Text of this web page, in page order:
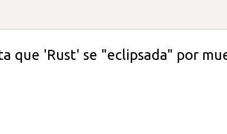
que 'Rust' se "eclipsada" por